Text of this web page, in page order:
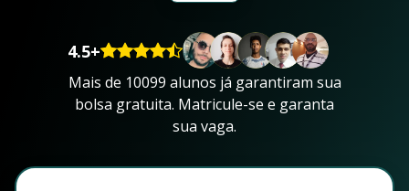
4.5+
Mais de 10099 alunos já garantiram sua
bolsa gratuita. Matricule-se e garanta
sua vaga.